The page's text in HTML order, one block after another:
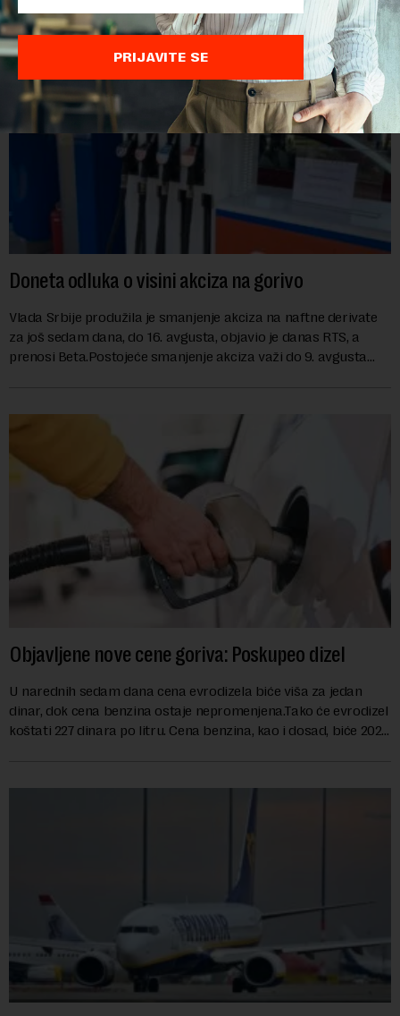
Doneta odluka o visini akciza na gorivo
Vlada Srbije produžila je smanjenje akciza na naftne derivate
za još sedam dana, do 16. avgusta, objavio je danas RTS, a
prenosi Beta.Postojeće smanjenje akciza važi do 9. avgusta
Objavljene nove cene goriva: Poskupeo dizel
U narednih sedam dana cena evrodizela biće viša za jedan
dinar, dok cena benzina ostaje nepromenjena.Tako će evrodizel
koštati 227 dinara po litru. Cena benzina, kao i dosad, biće 202
PRIJAVITE SE